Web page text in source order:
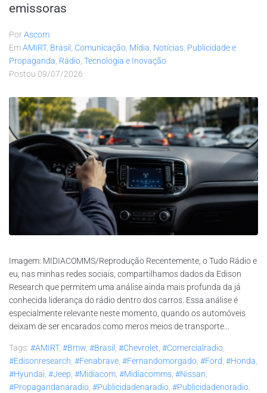
emissoras
PorAscom
EmAMIRT, Brasil Comunicação Mídia Notícias Publicidade e
Propaganda Rádio Tecnologia e Inovação
Postou 09/07/2026
Imagem: MIDIACOMMS/Reprodução Recentemente, o Tudo Rádio e
eu, nas minhas redes sociais, compartilhamos dados da Edison
Research que permitem uma análise ainda mais profunda da já
conhecida liderança do rádio dentro dos carros. Essa análise é
especialmente relevante neste momento, quando os automóveis
deixam de ser encarados como meros meios de transporte...
Tags: #AMIRT, #bmw, #brasil , #chevrolet, #comercialradio,
#edisonresearch, #fenabrave, #fernandomorgado, #ford, #honda,
#hyundai, #jeep, #midiacom, #midiacomms, #nissan,
#propagandanaradio, #publicidadenaradio, #publicidadenoradio,